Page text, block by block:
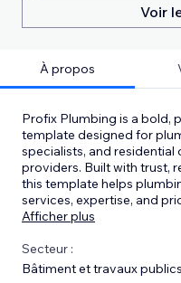
Voir
À propos
Profix Plumbing is a bold,
template designed for
specialists, and
providers. Built with trust,
this template helps
services, expertise, and
Afficher plus
Secteur :
Bâtiment et travaux publics